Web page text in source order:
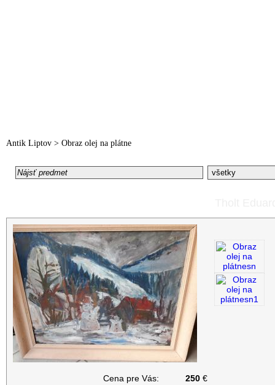
Antik Liptov > Obraz olej na plátne
Cena pre Vás: 250 €